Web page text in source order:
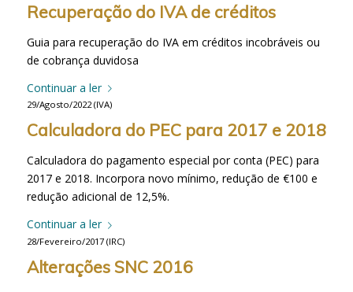
Recuperação do IVA de créditos
Guia para recuperação do IVA em créditos incobráveis ou
de cobrança duvidosa
Continuar a ler
29/Agosto/2022 (IVA)
Calculadora do PEC para 2017 e 2018
Calculadora do pagamento especial por conta (PEC) para
2017 e 2018. Incorpora novo mínimo, redução de €100 e
redução adicional de 12,5%.
Continuar a ler
28/Fevereiro/2017 (IRC)
Alterações SNC 2016